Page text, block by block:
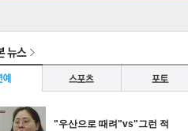
"우산으로 때려"vs"그런 적